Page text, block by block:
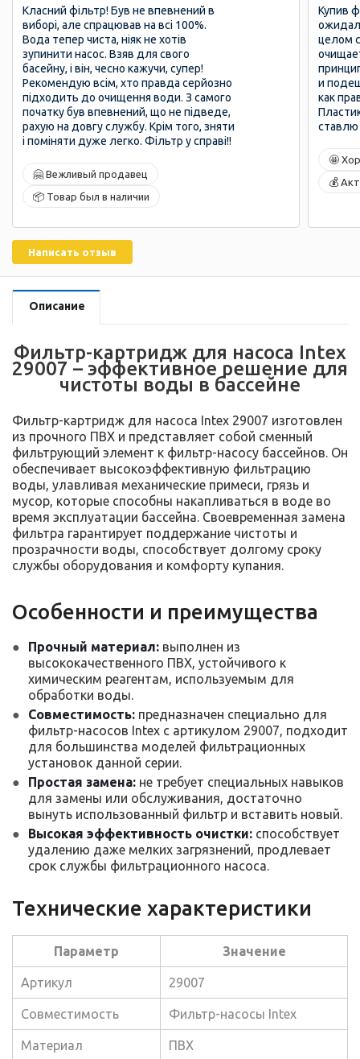
Класний фільтр! Був не впевнений в
виборі, але спрацював на всі 100%.
Вода тепер чиста, ніяк не хотів
зупинити насос. Взяв для свого
басейну, і він, чесно кажучи, супер!
Рекомендую всім, хто правда серйозно
підходить до очищення води. З самого
початку був впевнений, що не підведе,
рахую на довгу службу. Крім того, зняти
і поміняти дуже легко. Фільтр у справі!!
🤗 Вежливый продавец
📦 Товар был в наличии
Купив
целом
и
как
ставлю
🤩
💰
Написать отзыв
Описание
Фильтр-картридж для насоса Intex
29007 – эффективное решение для
чистоты воды в бассейне
Фильтр-картридж для насоса Intex 29007 изготовлен
из прочного ПВХ и представляет собой сменный
фильтрующий элемент к фильтр-насосу бассейнов. Он
обеспечивает высокоэффективную фильтрацию
воды, улавливая механические примеси, грязь и
мусор, которые способны накапливаться в воде во
время эксплуатации бассейна. Своевременная замена
фильтра гарантирует поддержание чистоты и
прозрачности воды, способствует долгому сроку
службы оборудования и комфорту купания.
Особенности и преимущества
Прочный материал: выполнен из
высококачественного ПВХ, устойчивого к
химическим реагентам, используемым для
обработки воды.
Совместимость: предназначен специально для
фильтр-насосов Intex с артикулом 29007, подходит
для большинства моделей фильтрационных
установок данной серии.
Простая замена: не требует специальных навыков
для замены или обслуживания, достаточно
вынуть использованный фильтр и вставить новый.
Высокая эффективность очистки: способствует
удалению даже мелких загрязнений, продлевает
срок службы фильтрационного насоса.
Технические характеристики
Параметр Значение
Артикул 29007
Совместимость Фильтр-насосы Intex
Материал ПВХ